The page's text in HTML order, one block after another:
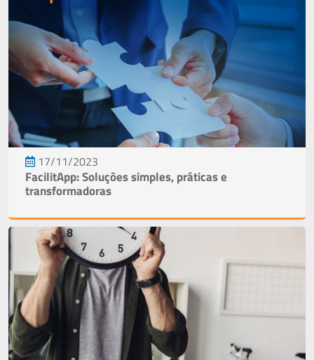
17/11/2023
FacilitApp: Soluções simples, práticas e
transformadoras